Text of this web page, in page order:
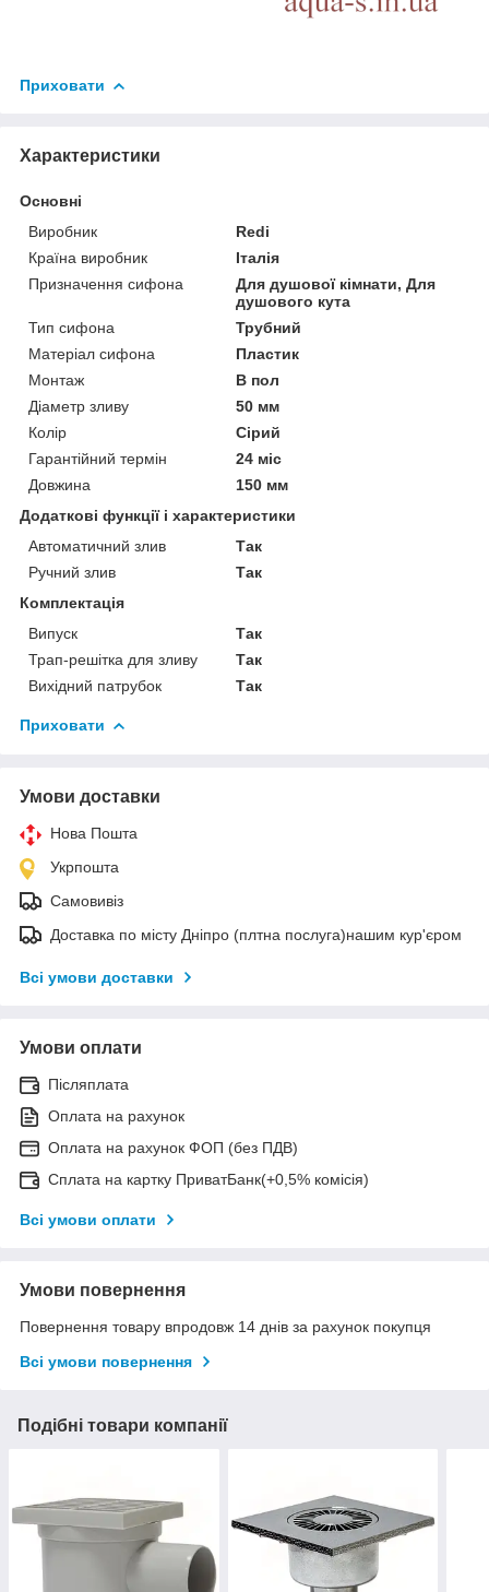
Приховати
Характеристики
Основні
Виробник
Redi
Країна виробник
Італія
Призначення сифона
Для душової кімнати, Для
душового кута
Тип сифона
Трубний
Матеріал сифона
Пластик
Монтаж
В пол
Діаметр зливу
50 мм
Колір
Сірий
Гарантійний термін
24 міс
Довжина
150 мм
Додаткові функції і характеристики
Автоматичний злив
Так
Ручний злив
Так
Комплектація
Випуск
Так
Трап-решітка для зливу
Так
Вихідний патрубок
Так
Приховати
Умови доставки
Нова Пошта
Укрпошта
Самовивіз
Доставка по місту Дніпро (плтна послуга)нашим кур'єром
Всі умови доставки
Умови оплати
Післяплата
Оплата на рахунок
Оплата на рахунок ФОП (без ПДВ)
Сплата на картку ПриватБанк(+0,5% комісія)
Всі умови оплати
Умови повернення
Повернення товару впродовж 14 днів за рахунок покупця
Всі умови повернення
Подібні товари компанії